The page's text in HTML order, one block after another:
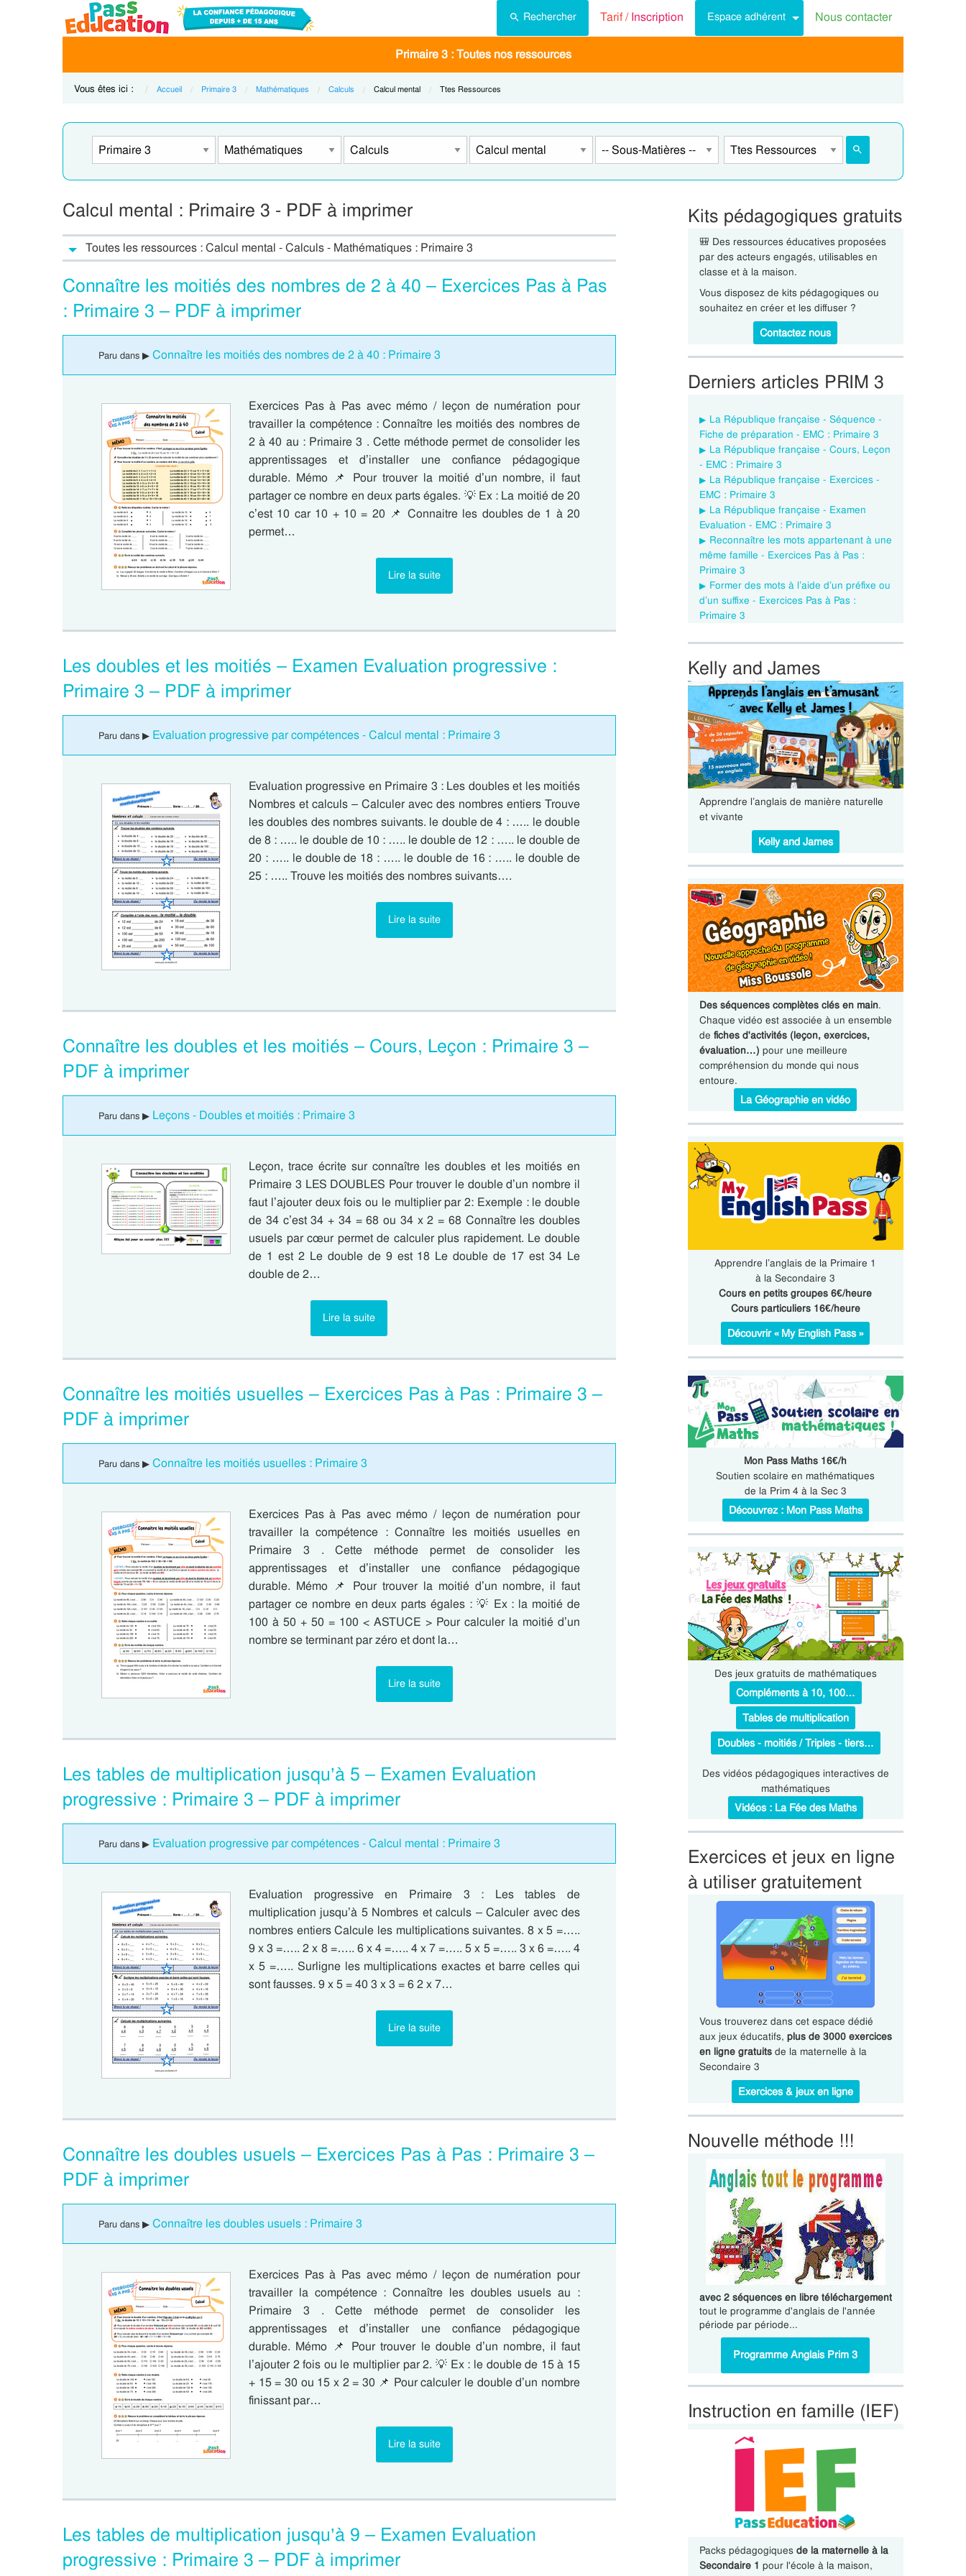
Rechercher Tarif /Inscription Espace adhérent Nous contacter
Primaire 3 : Toutes nos ressources
Vous êtes ici : Accueil Primaire 3 Mathématiques Calculs Current:
Calcul mental Current:
Ttes Ressources
Calcul mental : Primaire 3 - PDF à imprimer
Toutes les ressources : Calcul mental - Calculs - Mathématiques : Primaire 3
Connaître les moitiés des nombres de 2 à 40 – Exercices Pas à Pas
: Primaire 3 – PDF à imprimer
Paru dans ▶ Connaître les moitiés des nombres de 2 à 40 : Primaire 3
Exercices Pas à Pas avec mémo / leçon de numération pour
travailler la compétence : Connaître les moitiés des nombres de
2 à 40 au : Primaire 3 . Cette méthode permet de consolider les
apprentissages et d’installer une confiance pédagogique
durable. Mémo 📌 Pour trouver la moitié d’un nombre, il faut
partager ce nombre en deux parts égales. 💡 Ex : La moitié de 20
c’est 10 car 10 + 10 = 20 📌 Connaitre les doubles de 1 à 20
permet…
Lire la suite
Les doubles et les moitiés – Examen Evaluation progressive :
Primaire 3 – PDF à imprimer
Paru dans ▶ Evaluation progressive par compétences - Calcul mental : Primaire 3
Evaluation progressive en Primaire 3 : Les doubles et les moitiés
Nombres et calculs – Calculer avec des nombres entiers Trouve
les doubles des nombres suivants. le double de 4 : ….. le double
de 8 : ….. le double de 10 : ….. le double de 12 : ….. le double de
20 : ….. le double de 18 : ….. le double de 16 : ….. le double de
25 : ….. Trouve les moitiés des nombres suivants….
Lire la suite
Connaître les doubles et les moitiés – Cours, Leçon : Primaire 3 –
PDF à imprimer
Paru dans ▶ Leçons - Doubles et moitiés : Primaire 3
Leçon, trace écrite sur connaître les doubles et les moitiés en
Primaire 3 LES DOUBLES Pour trouver le double d’un nombre il
faut l’ajouter deux fois ou le multiplier par 2: Exemple : le double
de 34 c’est 34 + 34 = 68 ou 34 x 2 = 68 Connaître les doubles
usuels par cœur permet de calculer plus rapidement. Le double
de 1 est 2 Le double de 9 est 18 Le double de 17 est 34 Le
double de 2…
Lire la suite
Connaître les moitiés usuelles – Exercices Pas à Pas : Primaire 3 –
PDF à imprimer
Paru dans ▶ Connaître les moitiés usuelles : Primaire 3
Exercices Pas à Pas avec mémo / leçon de numération pour
travailler la compétence : Connaître les moitiés usuelles en
Primaire 3 . Cette méthode permet de consolider les
apprentissages et d’installer une confiance pédagogique
durable. Mémo 📌 Pour trouver la moitié d’un nombre, il faut
partager ce nombre en deux parts égales : 💡 Ex : la moitié de
100 à 50 + 50 = 100 < ASTUCE > Pour calculer la moitié d’un
nombre se terminant par zéro et dont la…
Lire la suite
Les tables de multiplication jusqu’à 5 – Examen Evaluation
progressive : Primaire 3 – PDF à imprimer
Paru dans ▶ Evaluation progressive par compétences - Calcul mental : Primaire 3
Evaluation progressive en Primaire 3 : Les tables de
multiplication jusqu’à 5 Nombres et calculs – Calculer avec des
nombres entiers Calcule les multiplications suivantes. 8 x 5 =…..
9 x 3 =….. 2 x 8 =….. 6 x 4 =….. 4 x 7 =….. 5 x 5 =….. 3 x 6 =….. 4
x 5 =….. Surligne les multiplications exactes et barre celles qui
sont fausses. 9 x 5 = 40 3 x 3 = 6 2 x 7…
Lire la suite
Connaître les doubles usuels – Exercices Pas à Pas : Primaire 3 –
PDF à imprimer
Paru dans ▶ Connaître les doubles usuels : Primaire 3
Exercices Pas à Pas avec mémo / leçon de numération pour
travailler la compétence : Connaître les doubles usuels au :
Primaire 3 . Cette méthode permet de consolider les
apprentissages et d’installer une confiance pédagogique
durable. Mémo 📌 Pour trouver le double d’un nombre, il faut
l’ajouter 2 fois ou le multiplier par 2. 💡 Ex : le double de 15 à 15
+ 15 = 30 ou 15 x 2 = 30 📌 Pour calculer le double d’un nombre
finissant par…
Lire la suite
Les tables de multiplication jusqu’à 9 – Examen Evaluation
progressive : Primaire 3 – PDF à imprimer
Kits pédagogiques gratuits
🎒 Des ressources éducatives proposées
par des acteurs engagés, utilisables en
classe et à la maison.
Vous disposez de kits pédagogiques ou
souhaitez en créer et les diffuser ?
Contactez nous
Derniers articles PRIM 3
La République française - Séquence -
Fiche de préparation - EMC : Primaire 3
La République française - Cours, Leçon
- EMC : Primaire 3
La République française - Exercices -
EMC : Primaire 3
La République française - Examen
Evaluation - EMC : Primaire 3
Reconnaître les mots appartenant à une
même famille - Exercices Pas à Pas :
Primaire 3
Former des mots à l’aide d’un préfixe ou
d’un suffixe - Exercices Pas à Pas :
Primaire 3
Kelly and James
Apprendre l’anglais de manière naturelle
et vivante
Kelly and James
Des séquences complètes clés en main.
Chaque vidéo est associée à un ensemble
de fiches d'activités (leçon, exercices,
évaluation…) pour une meilleure
compréhension du monde qui nous
entoure.
La Géographie en vidéo
Apprendre l’anglais de la Primaire 1
à la Secondaire 3
Cours en petits groupes 6€/heure
Cours particuliers 16€/heure
Découvrir « My English Pass »
Mon Pass Maths 16€/h
Soutien scolaire en mathématiques
de la Prim 4 à la Sec 3
Découvrez : Mon Pass Maths
Des jeux gratuits de mathématiques
Compléments à 10, 100…
Tables de multiplication
Doubles - moitiés / Triples - tiers…
Des vidéos pédagogiques interactives de
mathématiques
Vidéos : La Fée des Maths
Exercices et jeux en ligne
à utiliser gratuitement
Vous trouverez dans cet espace dédié
aux jeux éducatifs, plus de 3000 exercices
en ligne gratuitsde la maternelle à la
Secondaire 3
Exercices & jeux en ligne
Nouvelle méthode !!!
avec 2 séquences en libre téléchargement
tout le programme d'anglais de l'année
période par période...
Programme Anglais Prim 3
Instruction en famille (IEF)
Packs pédagogiques de la maternelle à la
Secondaire 1 pour l'école à la maison,